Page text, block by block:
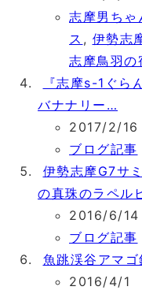
志摩男ちゃ
ス , 伊勢志
志摩鳥羽の
『志摩s-1ぐ
バナナリー…
2017/2/16
ブログ記事
伊勢志摩G7サ
の真珠のラペル
2016/6/14
ブログ記事
魚跳渓谷アマ
2016/4/1